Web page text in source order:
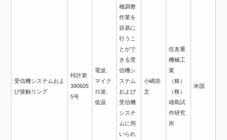
受信機システムおよ
び接触リング
特許第
390605
5号
電波、
マイク
ロ波、
低温
種調整
作業を
容易に
行うこ
とがで
きる受
信機シ
ステム
および
受信機
システ
ムに用
いられ
小嶋崇
文
住友重
機械工
業
（株）
（株）
雄島試
作研究
所
米国